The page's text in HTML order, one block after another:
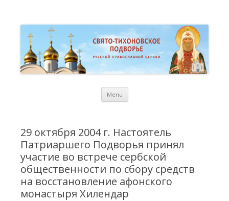
Representation Church in
Toronto
Торонто
Menu Skip
content
29 октября 2004 г. Настоятель
Патриаршего Подворья принял
участие во встрече сербской
общественности по сбору средств
на восстановление афонского
монастыря Хилендар